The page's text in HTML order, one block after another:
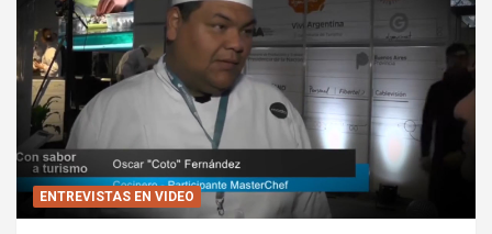
ENTREVISTAS EN VIDEO